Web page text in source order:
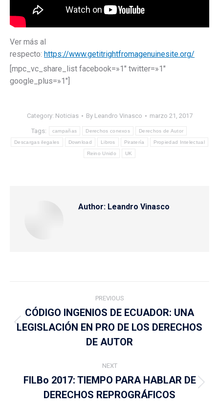
Ver más al
respecto: https://www.getitrightfromagenuinesite.org/
[mpc_vc_share_list facebook=»1″ twitter=»1″
google_plus=»1″]
Category: Noticias By Leandro Vinasco marzo 21, 2017
Tags: campañas Derechos conexos Derechos de Autor
Descargas ilegales Download Libros Piratería Propiedad Intelectual
Reino Unido UK
Author: Leandro Vinasco
navigation
PREVIOUS
Previous
post:
CÓDIGO INGENIOS DE ECUADOR: UNA
LEGISLACIÓN EN PRO DE LOS DERECHOS
DE AUTOR
NEXT
post:
FILBo 2017: TIEMPO PARA HABLAR DE
DERECHOS REPROGRÁFICOS